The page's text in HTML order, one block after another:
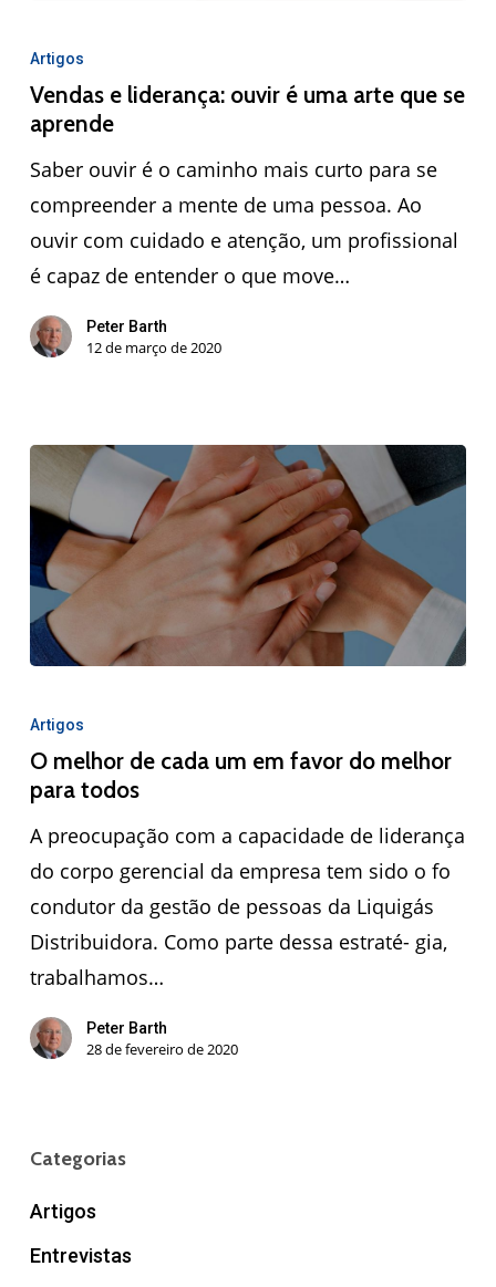
Artigos
Vendas e liderança: ouvir é uma arte que se
aprende
Saber ouvir é o caminho mais curto para se
compreender a mente de uma pessoa. Ao
ouvir com cuidado e atenção, um profissional
é capaz de entender o que move…
Peter Barth
12 de março de 2020
Artigos
O melhor de cada um em favor do melhor
para todos
A preocupação com a capacidade de liderança
do corpo gerencial da empresa tem sido o fo
condutor da gestão de pessoas da Liquigás
Distribuidora. Como parte dessa estraté- gia,
trabalhamos…
Peter Barth
28 de fevereiro de 2020
Categorias
Artigos
Entrevistas